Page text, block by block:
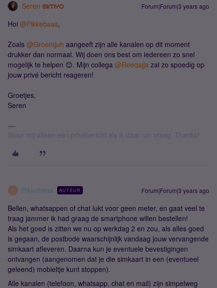
Seren Forum|Forum|3 years ago
Hoi @Pikkebaas,
Zoals @Groentjuh aangeeft zijn alle kanalen op dit moment
drukker dan normaal. Wij doen ons best om iedereen zo snel
mogelijk te helpen 😊. Mijn collega @Roeqajja zal zo spoedig op
jouw privé bericht reageren!
Groetjes,
Seren
Stuur mij alleen een privébericht als ik daar om vraag. Thanks!
P Pikkebaas AUTEUR Forum|Forum|3 years ago
Bellen, whatsappen of chat lukt voor geen meter, en gaat veel te
traag jammer ik had graag de smartphone willen bestellen!
Als het goed is zitten we nu op werkdag 2 en zou, als alles goed
is gegaan, de postbode waarschijnlijk vandaag jouw vervangende
simkaart afleveren. Daarna kun je eventuele bevestigingen
ontvangen (aangenomen dat je die simkaart in een (eventueel
geleend) mobieltje kunt stoppen).
Alle kanalen (telefoon, whatsapp, chat en mail) zijn simpelweg